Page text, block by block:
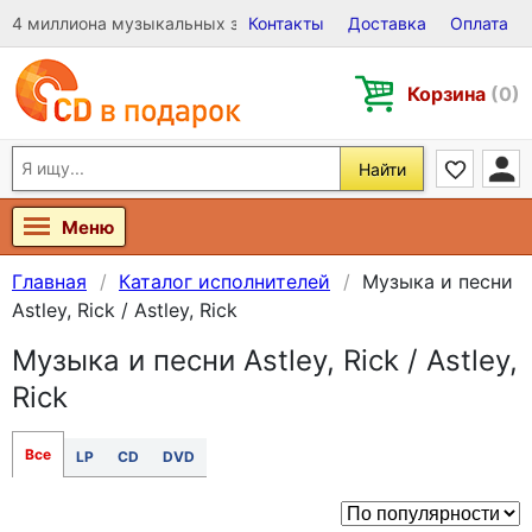
4 миллиона музыкальных записей на Виниле, CD и DVD
Контакты Доставка Оплата
Корзина (0)
Найти
Меню
Главная Каталог исполнителей
Музыка и песни
Astley, Rick / Astley, Rick
Музыка и песни Astley, Rick / Astley,
Rick
Все LP CD DVD